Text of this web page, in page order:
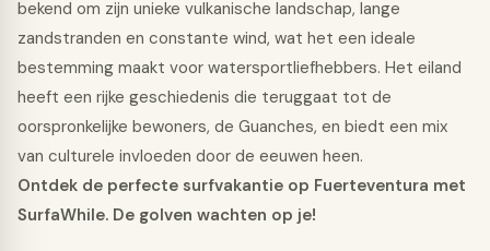
bekend om zijn unieke vulkanische landschap, lange
zandstranden en constante wind, wat het een ideale
bestemming maakt voor watersportliefhebbers. Het eiland
heeft een rijke geschiedenis die teruggaat tot de
oorspronkelijke bewoners, de Guanches, en biedt een mix
van culturele invloeden door de eeuwen heen.
Ontdek de perfecte surfvakantie op Fuerteventura met
SurfaWhile. De golven wachten op je!